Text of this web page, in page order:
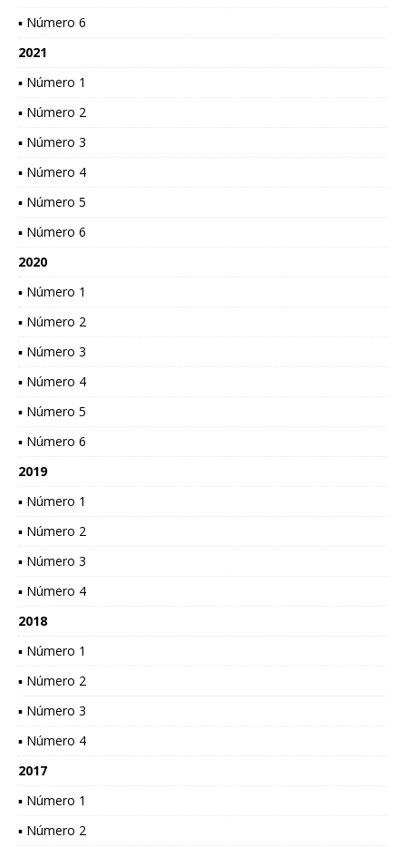
▪ Número 6
2021
▪ Número 1
▪ Número 2
▪ Número 3
▪ Número 4
▪ Número 5
▪ Número 6
2020
▪ Número 1
▪ Número 2
▪ Número 3
▪ Número 4
▪ Número 5
▪ Número 6
2019
▪ Número 1
▪ Número 2
▪ Número 3
▪ Número 4
2018
▪ Número 1
▪ Número 2
▪ Número 3
▪ Número 4
2017
▪ Número 1
▪ Número 2